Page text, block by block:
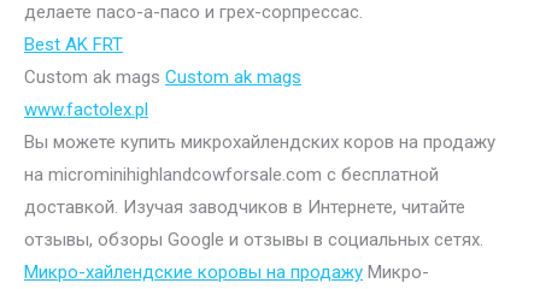
делаете пасо-а-пасо и грех-сорпрессас.
Best AK FRT
Custom ak mags Custom ak mags
www.factolex.pl
Вы можете купить микрохайлендских коров на продажу
на microminihighlandcowforsale.com с бесплатной
доставкой. Изучая заводчиков в Интернете, читайте
отзывы, обзоры Google и отзывы в социальных сетях.
Микро-хайлендские коровы на продажу Микро-